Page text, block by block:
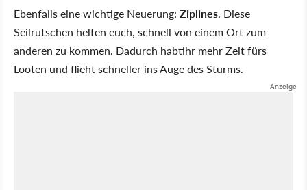
Ebenfalls eine wichtige Neuerung: Ziplines. Diese
Seilrutschen helfen euch, schnell von einem Ort zum
anderen zu kommen. Dadurch habtihr mehr Zeit fürs
Looten und flieht schneller ins Auge des Sturms.